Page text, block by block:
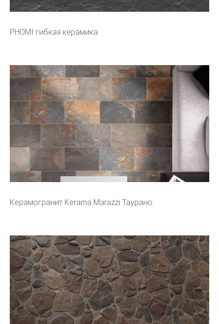
PHOMI гибкая керамика
Керамогранит Kerama Marazzi Таурано